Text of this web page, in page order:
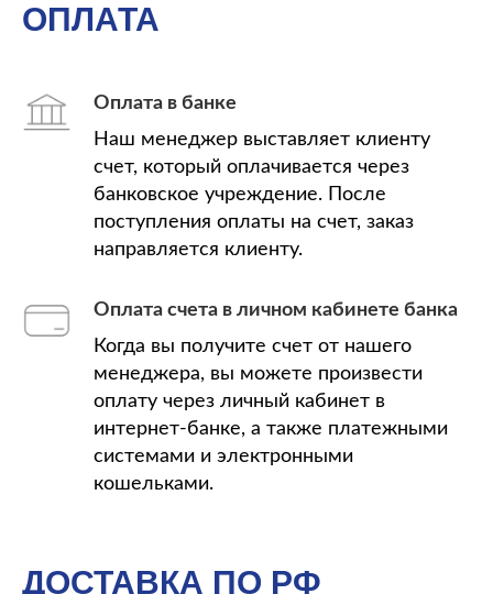
ОПЛАТА
Оплата в банке
Наш менеджер выставляет клиенту
счет, который оплачивается через
банковское учреждение. После
поступления оплаты на счет, заказ
направляется клиенту.
Оплата счета в личном кабинете банка
Когда вы получите счет от нашего
менеджера, вы можете произвести
оплату через личный кабинет в
интернет-банке, а также платежными
системами и электронными
кошельками.
ДОСТАВКА ПО РФ